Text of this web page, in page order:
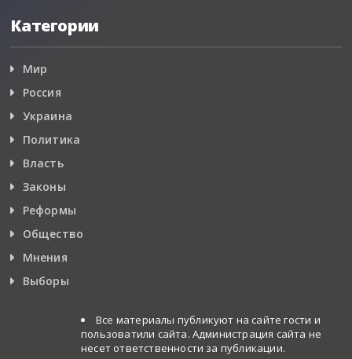
Категории
Мир
Россия
Украина
Политика
Власть
Законы
Реформы
Общество
Мнения
Выборы
Все материалы публикуют на сайте гости и
пользоватили сайта. Администрация сайта не
несет ответственности за публикации.